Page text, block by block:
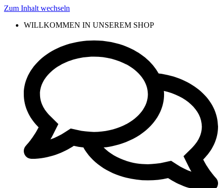
Zum Inhalt wechseln
WILLKOMMEN IN UNSEREM SHOP